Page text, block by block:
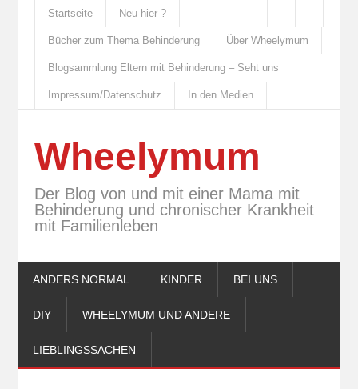
Startseite Neu hier ?
Bücher zum Thema Behinderung Über Wheelymum
Blogsammlung Eltern mit Behinderung – Seht uns
Impressum/Datenschutz In den Medien
Wheelymum
Der Blog von und mit einer Mama mit
Behinderung und chronischer Krankheit
mit Familienleben
ANDERS NORMAL KINDER BEI UNS
DIY WHEELYMUM UND ANDERE
LIEBLINGSSACHEN